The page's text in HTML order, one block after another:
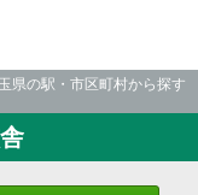
県の駅・市区町村から探す